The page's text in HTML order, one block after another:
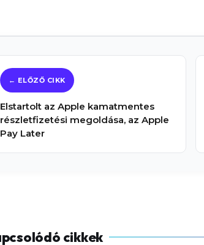
Elstartolt az Apple kamatmentes
részletfizetési megoldása, az Apple
Pay Later